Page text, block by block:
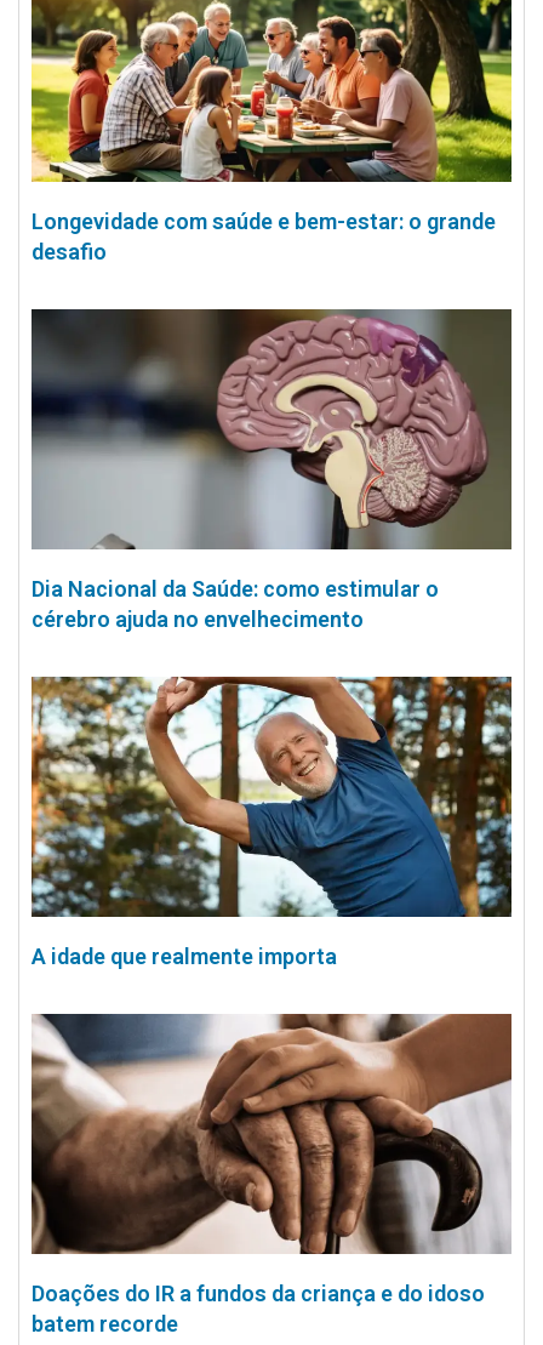
Longevidade com saúde e bem-estar: o grande
desafio
Dia Nacional da Saúde: como estimular o
cérebro ajuda no envelhecimento
A idade que realmente importa
Doações do IR a fundos da criança e do idoso
batem recorde